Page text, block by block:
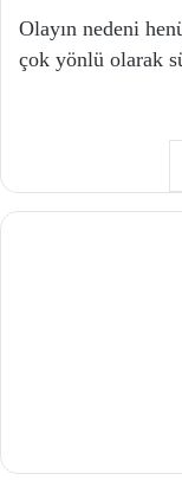
Olayın nedeni
çok yönlü olarak